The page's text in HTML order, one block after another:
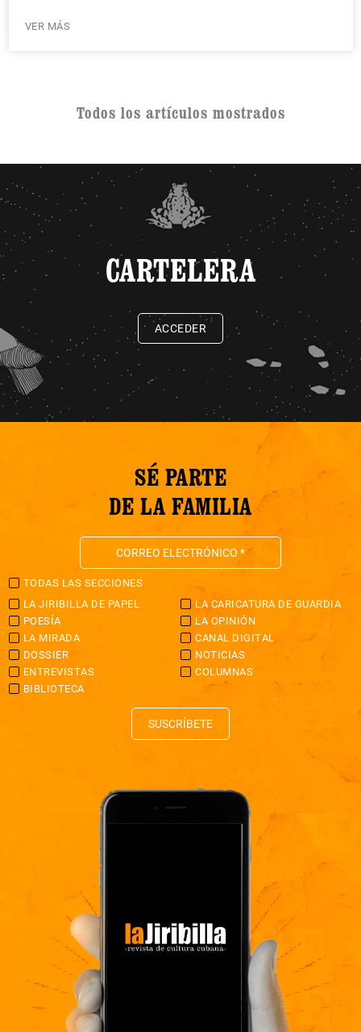
VER MÁS
Todos los artículos mostrados
CARTELERA
ACCEDER
SÉ PARTE
DE LA FAMILIA
TODAS LAS SECCIONES
LA JIRIBILLA DE PAPEL
LA CARICATURA DE GUARDIA
POESÍA
LA OPINIÓN
LA MIRADA
CANAL DIGITAL
DOSSIER
NOTICIAS
ENTREVISTAS
COLUMNAS
BIBLIOTECA
SUSCRÍBETE